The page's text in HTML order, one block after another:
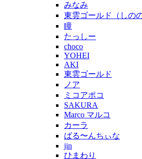
みなみ
東雲ゴールド（しの
瞳
たっしー
choco
YOHEI
AKI
東雲ゴールド
ノア
ミコアポコ
SAKURA
Marco マルコ
カーラ
ばる〜んちぃな
jin
ひまわり